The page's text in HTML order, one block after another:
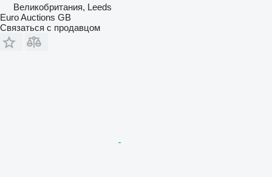
Великобритания, Leeds
Euro Auctions GB
Связаться с продавцом